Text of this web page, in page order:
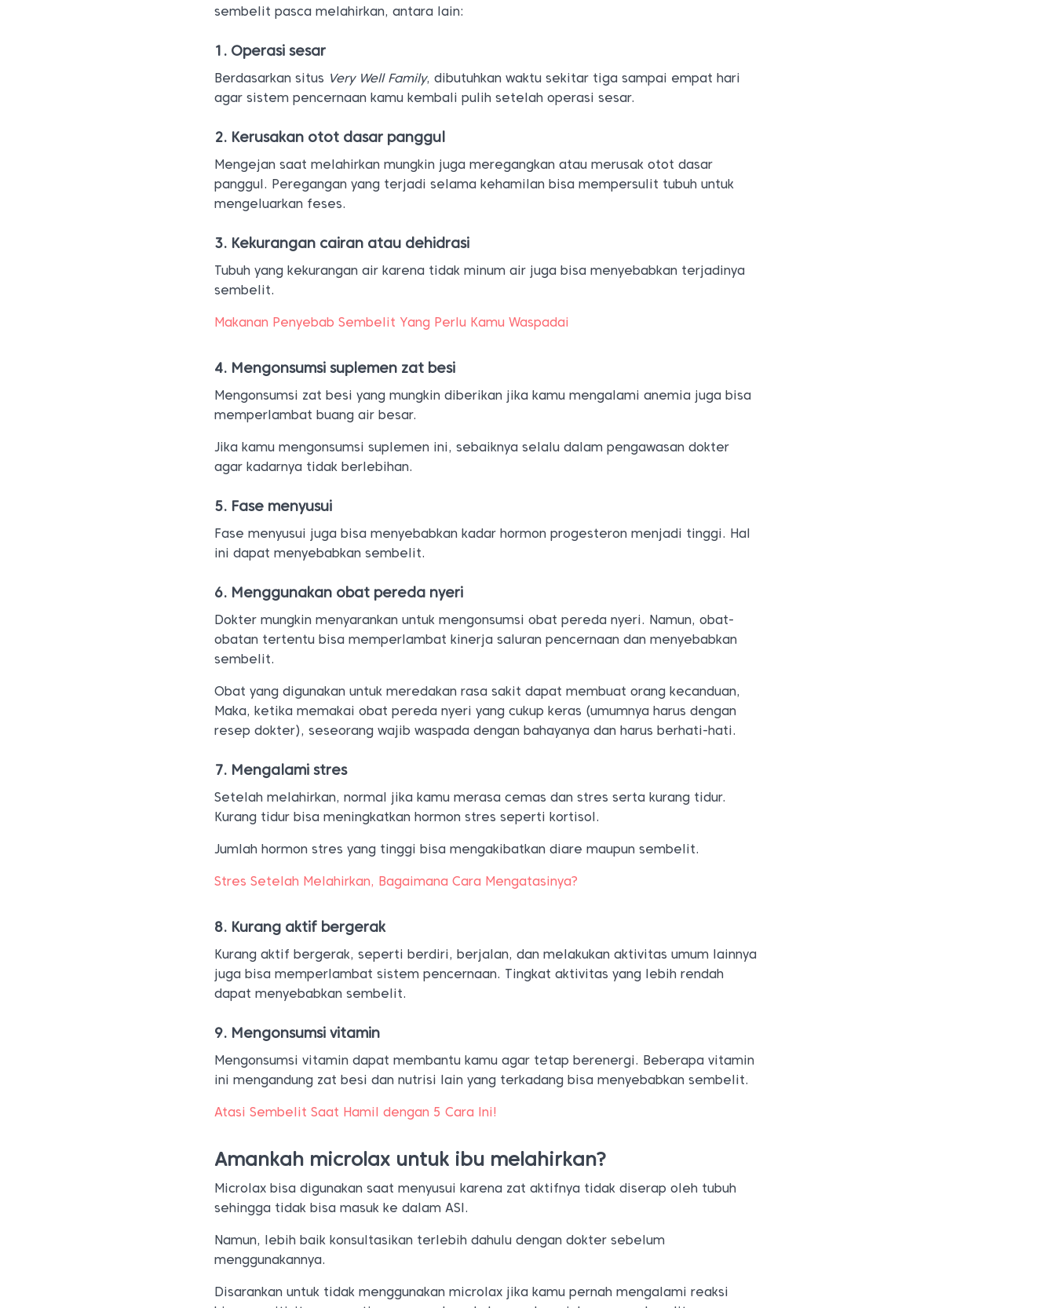
sembelit pasca melahirkan, antara lain:
1. Operasi sesar
Berdasarkan situs Very Well Family, dibutuhkan waktu sekitar tiga sampai empat hari
agar sistem pencernaan kamu kembali pulih setelah operasi sesar.
2. Kerusakan otot dasar panggul
Mengejan saat melahirkan mungkin juga meregangkan atau merusak otot dasar
panggul. Peregangan yang terjadi selama kehamilan bisa mempersulit tubuh untuk
mengeluarkan feses.
3. Kekurangan cairan atau dehidrasi
Tubuh yang kekurangan air karena tidak minum air juga bisa menyebabkan terjadinya
sembelit.
Makanan Penyebab Sembelit Yang Perlu Kamu Waspadai
4. Mengonsumsi suplemen zat besi
Mengonsumsi zat besi yang mungkin diberikan jika kamu mengalami anemia juga bisa
memperlambat buang air besar.
Jika kamu mengonsumsi suplemen ini, sebaiknya selalu dalam pengawasan dokter
agar kadarnya tidak berlebihan.
5. Fase menyusui
Fase menyusui juga bisa menyebabkan kadar hormon progesteron menjadi tinggi. Hal
ini dapat menyebabkan sembelit.
6. Menggunakan obat pereda nyeri
Dokter mungkin menyarankan untuk mengonsumsi obat pereda nyeri. Namun, obat-
obatan tertentu bisa memperlambat kinerja saluran pencernaan dan menyebabkan
sembelit.
Obat yang digunakan untuk meredakan rasa sakit dapat membuat orang kecanduan,
Maka, ketika memakai obat pereda nyeri yang cukup keras (umumnya harus dengan
resep dokter), seseorang wajib waspada dengan bahayanya dan harus berhati-hati.
7. Mengalami stres
Setelah melahirkan, normal jika kamu merasa cemas dan stres serta kurang tidur.
Kurang tidur bisa meningkatkan hormon stres seperti kortisol.
Jumlah hormon stres yang tinggi bisa mengakibatkan diare maupun sembelit.
Stres Setelah Melahirkan, Bagaimana Cara Mengatasinya?
8. Kurang aktif bergerak
Kurang aktif bergerak, seperti berdiri, berjalan, dan melakukan aktivitas umum lainnya
juga bisa memperlambat sistem pencernaan. Tingkat aktivitas yang lebih rendah
dapat menyebabkan sembelit.
9. Mengonsumsi vitamin
Mengonsumsi vitamin dapat membantu kamu agar tetap berenergi. Beberapa vitamin
ini mengandung zat besi dan nutrisi lain yang terkadang bisa menyebabkan sembelit.
Atasi Sembelit Saat Hamil dengan 5 Cara Ini!
Amankah microlax untuk ibu melahirkan?
Microlax bisa digunakan saat menyusui karena zat aktifnya tidak diserap oleh tubuh
sehingga tidak bisa masuk ke dalam ASI.
Namun, lebih baik konsultasikan terlebih dahulu dengan dokter sebelum
menggunakannya.
Disarankan untuk tidak menggunakan microlax jika kamu pernah mengalami reaksi